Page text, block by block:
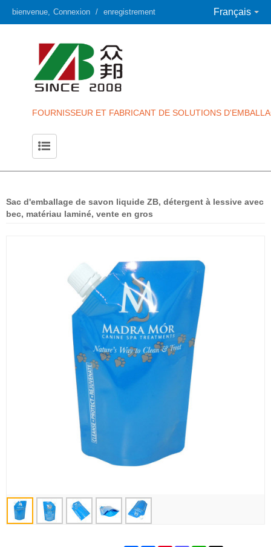
bienvenue, Connexion / enregistrement Français
FOURNISSEUR ET FABRICANT DE SOLUTIONS
Sac d'emballage de savon liquide ZB, détergent à lessive avec
bec, matériau laminé, vente en gros